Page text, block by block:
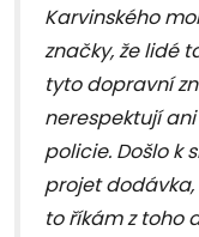
Karvinského
značky, že lidé
tyto dopravní
nerespektují
policie. Došlo k
projet
to říkám z toho